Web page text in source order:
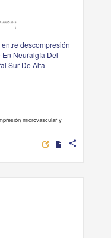
descompresión
Neuralgía Del
Sur De Alta
microvascular y
share